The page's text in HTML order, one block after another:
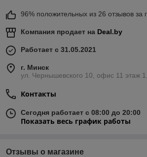
96% положительных из 26 отзывов за
Компания продает на Deal.by
Работает с 31.05.2021
г. Минск
ул. Чернышевского 10, офис 11 этаж
Контакты
Сегодня работает с 08:00 до 20:00
Показать весь график работы
Отзывы о магазине